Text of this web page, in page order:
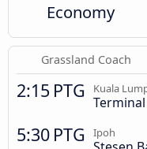
Economy
Grassland Coach
2:15 PTG Kuala
5:30 PTG Ipoh